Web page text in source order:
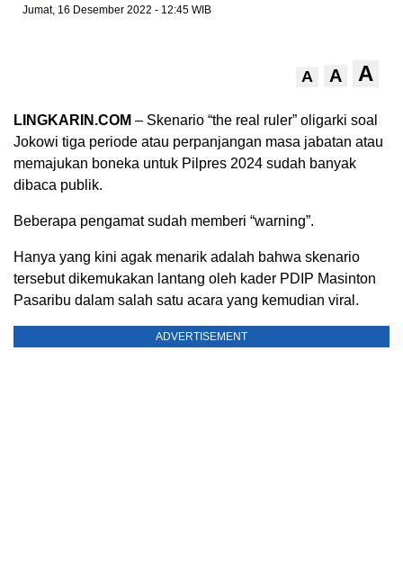
Jumat, 16 Desember 2022 - 12:45 WIB
A A A
LINGKARIN.COM – Skenario “the real ruler” oligarki soal
Jokowi tiga periode atau perpanjangan masa jabatan atau
memajukan boneka untuk Pilpres 2024 sudah banyak
dibaca publik.
Beberapa pengamat sudah memberi “warning”.
Hanya yang kini agak menarik adalah bahwa skenario
tersebut dikemukakan lantang oleh kader PDIP Masinton
Pasaribu dalam salah satu acara yang kemudian viral.
ADVERTISEMENT